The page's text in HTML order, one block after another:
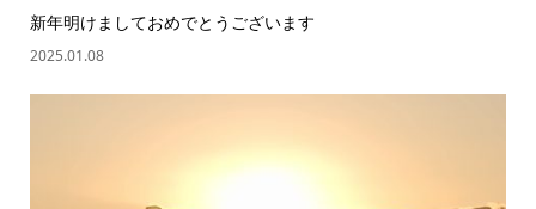
新年明けましておめでとうございます
2025.01.08